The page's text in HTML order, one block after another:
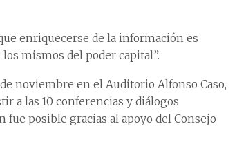
enriquecerse de la información es
mismos del poder capital”.
noviembre en el Auditorio Alfonso Caso,
a las 10 conferencias y diálogos
posible gracias al apoyo del Consejo